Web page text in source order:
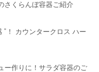
さくらんぼ容器ご紹介
”！ カウンタークロス ハー
ー作りに！サラダ容器のご